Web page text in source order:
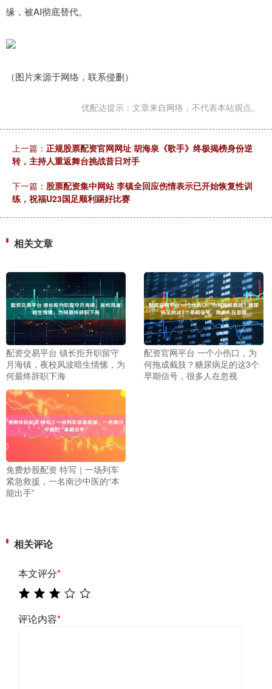
缘，被AI彻底替代。
（图片来源于网络，联系侵删）
优配达提示：文章来自网络，不代表本站观点。
上一篇： 正规股票配资官网网址 胡海泉《歌手》终极揭榜身份逆
转，主持人重返舞台挑战昔日对手
下一篇： 股票配资集中网站 李镇全回应伤情表示已开始恢复性训
练，祝福U23国足顺利踢好比赛
相关文章
配资交易平台 镇长拒升职留守
月海镇，夜校风波暗生情愫，为
何最终辞职下海
配资官网平台 一个小伤口，为
何拖成截肢？糖尿病足的这3个
早期信号，很多人在忽视
免费炒股配资 特写｜一场列车
紧急救援，一名南沙中医的“本
能出手”
相关评论
本文评分*
评论内容*